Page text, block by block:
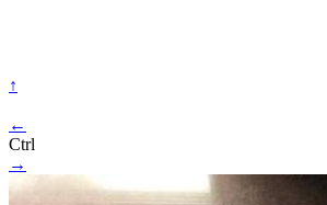
↑
←
Ctrl
→